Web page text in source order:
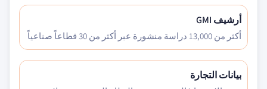
أرشيف GMI
أكثر من 13,000 دراسة منشورة عبر أكثر من 30 قطاعاً صناعياً
بيانات التجارة